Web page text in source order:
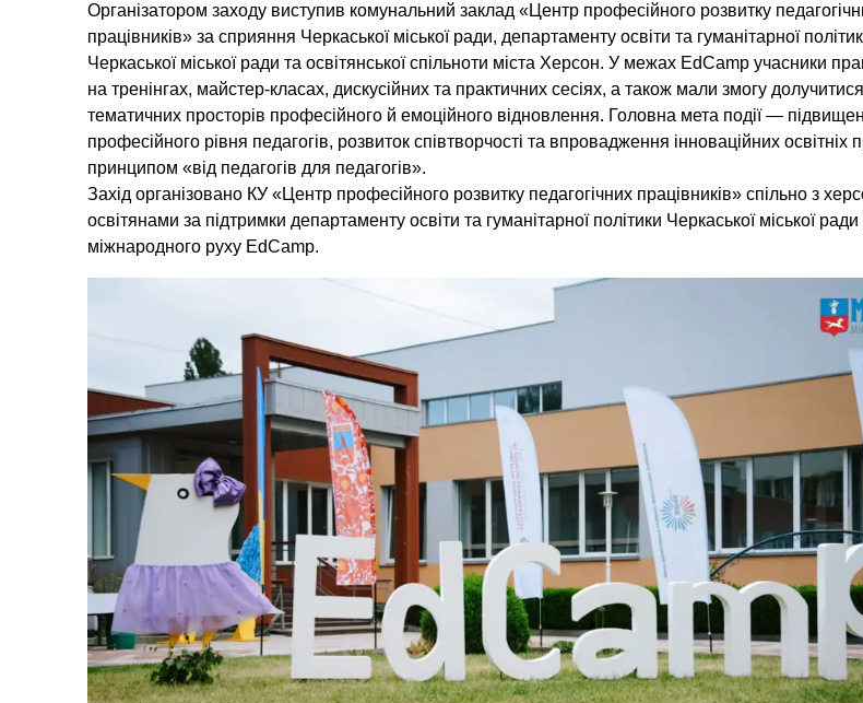
Організатором заходу виступив комунальний заклад «Центр професійного розвитку
працівників» за сприяння Черкаської міської ради, департаменту освіти та гуманітарної
Черкаської міської ради та освітянської спільноти міста Херсон. У межах EdCamp учасники
на тренінгах, майстер-класах, дискусійних та практичних сесіях, а також мали змогу
тематичних просторів професійного й емоційного відновлення. Головна мета події —
професійного рівня педагогів, розвиток співтворчості та впровадження інноваційних освітніх
принципом «від педагогів для педагогів».
Захід організовано КУ «Центр професійного розвитку педагогічних працівників» спільно з
освітянами за підтримки департаменту освіти та гуманітарної політики Черкаської міської
міжнародного руху EdCamp.